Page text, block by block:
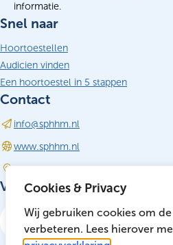
Cookies & Privacy
Wij gebruiken cookies om
verbeteren. Lees hierover
informatie.
Snel naar
Hoortoestellen
Audicien vinden
Een hoortoestel in 5 stappen
Contact
info@sphhm.nl
www.sphhm.nl
Driebergen-Rijsenburg
Volg ons
(opent in nieuw